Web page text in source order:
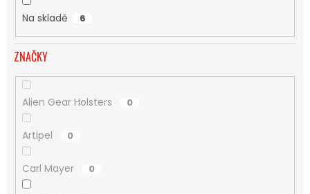
Na skladě 6
ZNAČKY
Alien Gear Holsters 0
Artipel 0
Carl Mayer 0